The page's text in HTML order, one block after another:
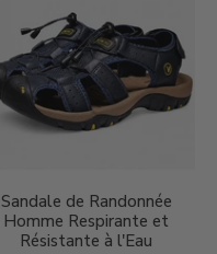
Sandale de Randonnée
Homme Respirante et
Résistante à l'Eau